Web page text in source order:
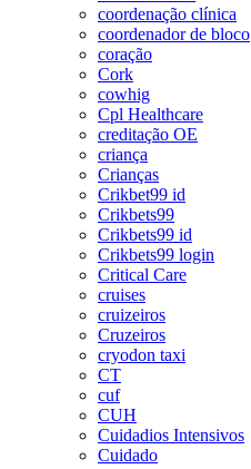
coordenação clínica
coordenador de bloco
coração
Cork
cowhig
Cpl Healthcare
creditação OE
criança
Crianças
Crikbet99 id
Crikbets99
Crikbets99 id
Crikbets99 login
Critical Care
cruises
cruizeiros
Cruzeiros
cryodon taxi
CT
cuf
CUH
Cuidadios Intensivos
Cuidado